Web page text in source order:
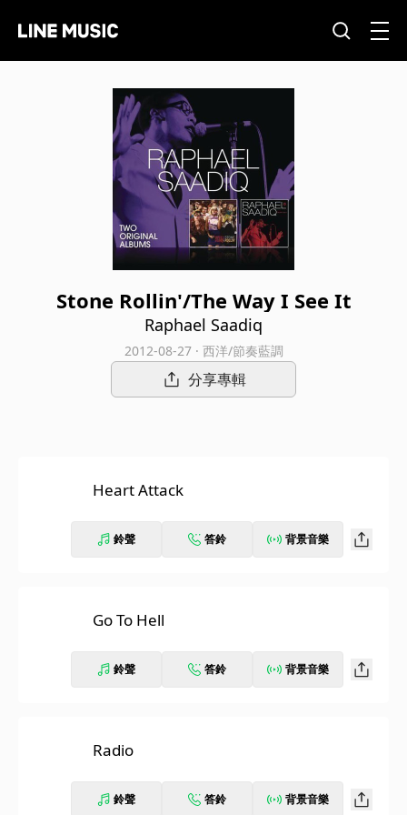
Stone Rollin'/The Way I See It
Raphael Saadiq
2012-08-27 · 西洋/節奏藍調
分享專輯
Heart Attack
鈴聲 答鈴 背景音樂
Go To Hell
鈴聲 答鈴 背景音樂
Radio
鈴聲 答鈴 背景音樂